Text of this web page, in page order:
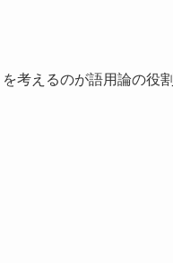
を考えるのが語用論の役割